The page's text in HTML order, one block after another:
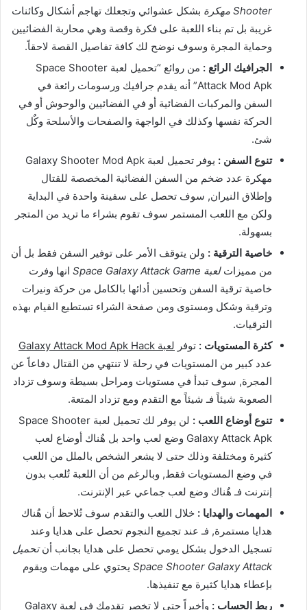
Shooter مهكرة
بشكل عشوائي وتجعلك تهاجم أشكال وكائنات
غريبة بل تم بناء اللعبة على فكرة وقصة وهي محاربة الفضائيين
وحماية المجرة وسوف نوضح لك كافة تفاصيل القصة لاحقاً.
الجرافيك الرائع :
من روائع “تحميل لعبة Space Shooter
Attack Mod Apk” أنه يقدم جرافيك ورسومات رائعة في
السفن والمركبات الفضائية أو في الفضائيين والوحوش أو في
الحركة نفسها وكذلك في الواجهة والصفحات والأسلحة وكٌل
شئ.
تنوع السفن :
يوفر تحميل لعبة Galaxy Shooter Mod Apk
مهكرة عدد ضخم من السفن الفضائية المخصصة للقتال
وإطلاق النيران, سوف تحصل على سفينة واحدة في البداية
ولكن مع اللعب المستمر سوف تقوم بشراء ما تريد من المتجر
بسهولة.
خاصية الترقية : ولن يتوقف الأمر على توفير السفن فقط بل أن
من مميزاتلعبة Space Galaxy Attack Game
انها وفرت
خاصية ترقية السفن وتحسين أدائها بالكامل من حركة ونيرات
وترقية وشكل ومستوى ومن صفحة الشراء تستطيع القيام بهذه
الترقيات.
كثرة المستويات : توفر لعبة Galaxy Attack Mod Apk Hack
عدد كبير من المستويات في رحلة لا تنتهي من القتال دفاعاً عن
المجرة, سوف تبدأ في مستويات ومراحل بسيطة وسوف تزداد
الصعوبة شيئاً فـ شيئاً مع التقدم ومع تزداد المتعة.
تنوع أوضاع اللعب :
لن يوفر لك تحميل لعبة Space Shooter
Galaxy Attack Apk وضع لعب واحد بل هٌناك أوضاع لعب
كثيرة ومختلفة وذلك حتى لا يشعر الشخص بالملل من اللعب
في وضع المستويات فقط, وبالرغم من أن اللعبة تٌلعب بدون
إنترنت فـ هٌناك وضع لعب جماعي عبر الإنترنت.
المهمات والهدايا : خلال اللعب والتقدم سوف تُلاحظ أن هٌناك
هدايا مستمرة, فـ عند تجميع النجوم تحصل على هدايا وعند
تسجيل الدخول بشكل يومي تحصل على هدايا بجانب أنتحميل
Space Shooter Galaxy Attack يحتوي على مهمات ويقوم
بإعطاء هدايا كثيرة مع تنفيذها.
ربط الحساب : وأخيراً حتى لا تخصر تقدمك في لعبة Galaxy